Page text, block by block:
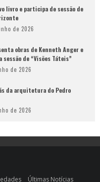
livro e participa de sessão de
de 2026
obras de Kenneth Anger e
de “Visões Táteis”
de 2026
da arquitetura do Pedro
de 2026
Últimas Notícias